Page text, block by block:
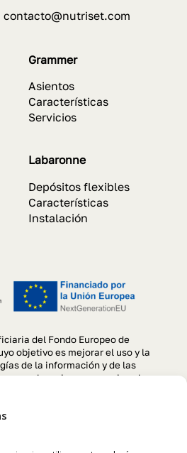
Grammer
Asientos
Características
Servicios
Labaronne
Depósitos flexibles
Características
Instalación
del Fondo Europeo de
objetivo es mejorar el uso y la
de la información y de las
a las mismas y gracias al
web, para la mejora de
de la empresa durante el
con el apoyo del